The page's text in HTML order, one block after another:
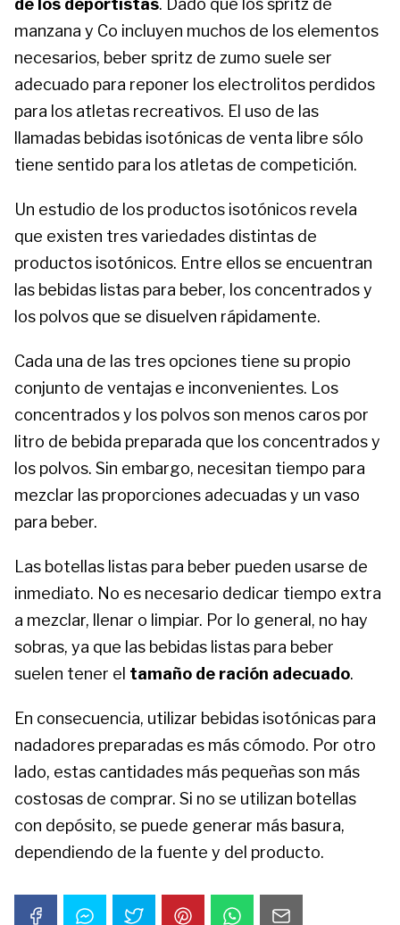
de los deportistas. Dado que los spritz de
manzana y Co incluyen muchos de los elementos
necesarios, beber spritz de zumo suele ser
adecuado para reponer los electrolitos perdidos
para los atletas recreativos. El uso de las
llamadas bebidas isotónicas de venta libre sólo
tiene sentido para los atletas de competición.
Un estudio de los productos isotónicos revela
que existen tres variedades distintas de
productos isotónicos. Entre ellos se encuentran
las bebidas listas para beber, los concentrados y
los polvos que se disuelven rápidamente.
Cada una de las tres opciones tiene su propio
conjunto de ventajas e inconvenientes. Los
concentrados y los polvos son menos caros por
litro de bebida preparada que los concentrados y
los polvos. Sin embargo, necesitan tiempo para
mezclar las proporciones adecuadas y un vaso
para beber.
Las botellas listas para beber pueden usarse de
inmediato. No es necesario dedicar tiempo extra
a mezclar, llenar o limpiar. Por lo general, no hay
sobras, ya que las bebidas listas para beber
suelen tener el tamaño de ración adecuado.
En consecuencia, utilizar bebidas isotónicas para
nadadores preparadas es más cómodo. Por otro
lado, estas cantidades más pequeñas son más
costosas de comprar. Si no se utilizan botellas
con depósito, se puede generar más basura,
dependiendo de la fuente y del producto.